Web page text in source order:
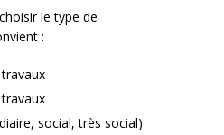
le type de
:
social, très social)